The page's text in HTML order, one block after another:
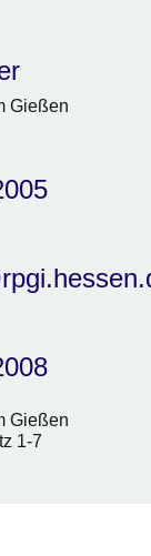
Gießen
Gießen
1-7